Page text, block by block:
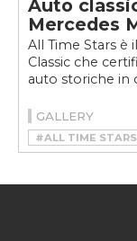
Auto
Mercedes
All Time Stars è
Classic che
auto storiche in
GALLERY
#ALL TIME STARS
#MERCEDES